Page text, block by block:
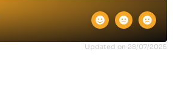
Updated on 28/07/2025